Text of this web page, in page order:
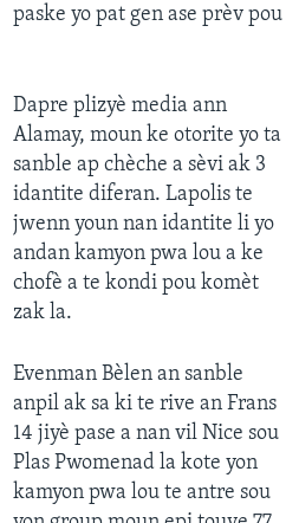
paske yo pat gen ase prèv pou
Dapre plizyè media ann
Alamay, moun ke otorite yo ta
sanble ap chèche a sèvi ak 3
idantite diferan. Lapolis te
jwenn youn nan idantite li yo
andan kamyon pwa lou a ke
chofè a te kondi pou komèt
zak la.
Evenman Bèlen an sanble
anpil ak sa ki te rive an Frans
14 jiyè pase a nan vil Nice sou
Plas Pwomenad la kote yon
kamyon pwa lou te antre sou